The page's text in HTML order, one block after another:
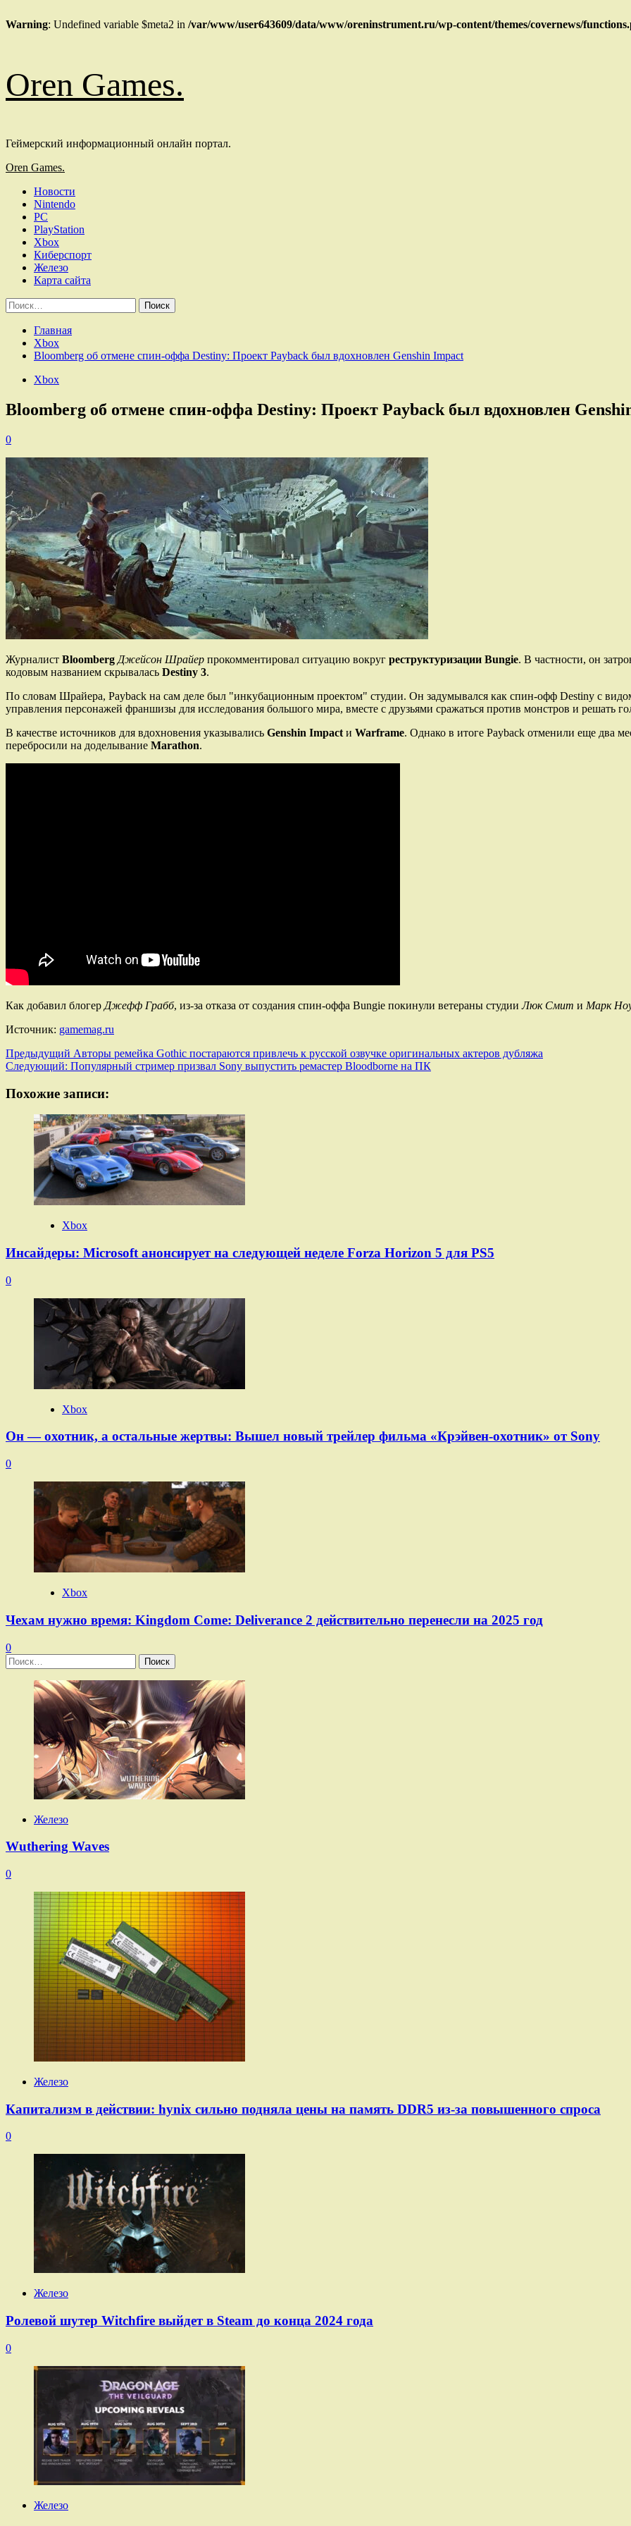
Warning: Undefined variable $meta2 in /var/www/user643609/data/www/oreninstrument.ru/wp-content/themes/covernews/
к
содержимому
Oren Games.
Геймерский информационный онлайн портал.
Основное
Oren Games.
Новости
Nintendo
PC
PlayStation
Xbox
Киберспорт
Железо
Карта сайта
Найти:
Главная
Xbox
Bloomberg об отмене спин-оффа Destiny: Проект Payback был вдохновлен Genshin Impact
Xbox
Bloomberg об отмене спин-оффа Destiny: Проект Payback был вдохновлен
0
Журналист Bloomberg Джейсон Шрайер прокомментировал ситуацию вокруг реструктуризации Bungie. В частности, он
кодовым названием скрывалась Destiny 3.
По словам Шрайера, Payback на сам деле был "инкубационным проектом" студии. Он задумывался как спин-офф Destiny с видом
управления персонажей франшизы для исследования большого мира, вместе с друзьями сражаться против монстров и решать
В качестве источников для вдохновения указывались Genshin Impact и Warframe. Однако в итоге Payback отменили еще два
перебросили на доделывание Marathon.
Как добавил блогер Джефф Грабб, из-за отказа от создания спин-оффа Bungie покинули ветераны студииЛюк Смит и Марк
Источник: gamemag.ru
Навигация
записи
Предыдущий Авторы ремейка Gothic постараются привлечь к русской озвучке оригинальных актеров дубляжа
Следующий: Популярный стример призвал Sony выпустить ремастер Bloodborne на ПК
Похожие записи:
Xbox
Инсайдеры: Microsoft анонсирует на следующей неделе Forza Horizon 5 для PS5
0
Xbox
Он — охотник, а остальные жертвы: Вышел новый трейлер фильма «Крэйвен-охотник» от Sony
0
Xbox
Чехам нужно время: Kingdom Come: Deliverance 2 действительно перенесли на 2025 год
0
Найти:
Железо
Wuthering Waves
0
Железо
Капитализм в действии: hynix сильно подняла цены на память DDR5 из-за повышенного спроса
0
Железо
Ролевой шутер Witchfire выйдет в Steam до конца 2024 года
0
Железо